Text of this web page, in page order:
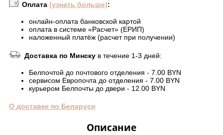
Оплата (узнать больше):
онлайн-оплата банковской картой
оплата в системе «Расчет» (ЕРИП)
наложенный платёж (расчет при получении)
Доставка по Минску в течение 1-3 дней:
Белпочтой до почтового отделения - 7.00 BYN
сервисом Европочта до отделения - 7.00 BYN
курьером Белпочты до двери - 12.00 BYN
О доставке по Беларуси
Описание